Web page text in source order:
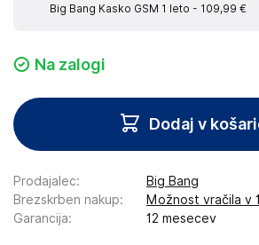
Big Bang Kasko GSM 1 leto - 109,99 €
Na zalogi
Dodaj v
Prodajalec:
Big Bang
Brezskrben nakup:
Možnost vračila v
Garancija: 12 mesecev